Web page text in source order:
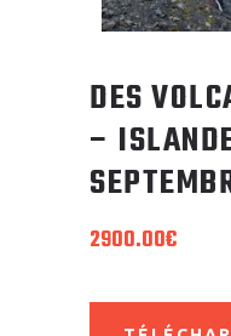
DES
–
2900.00€